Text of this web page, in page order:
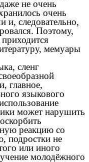
не очень
очень
и, следовательно,
Поэтому,
мемуары
сленг
главное,
языкового
может нарушить
реакцию со
подростки не
или иного
молодёжного